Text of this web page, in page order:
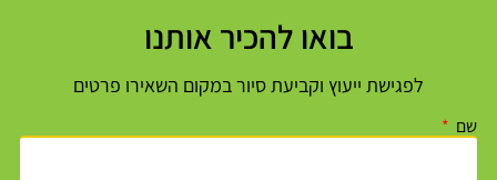
בואו להכיר אותנו
לפגישת ייעוץ וקביעת סיור במקום השאירו פרטים
שם